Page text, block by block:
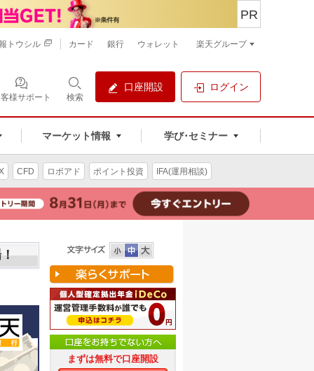
様サポート 検索
口座開設 ログイン
マーケット情報 学び･セミナー
PR
トウシル カード 銀行 ウォレット 楽天グループ
CFD ロボアド ポイント投資 IFA(運用相談)
まずは無料で口座開設